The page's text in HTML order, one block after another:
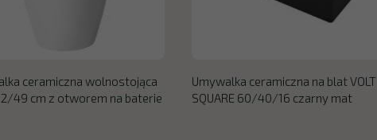
ceramiczna wolnostojąca
49 cm z otworem na baterie
Umywalka ceramiczna na blat VOLT
SQUARE 60/40/16 czarny mat